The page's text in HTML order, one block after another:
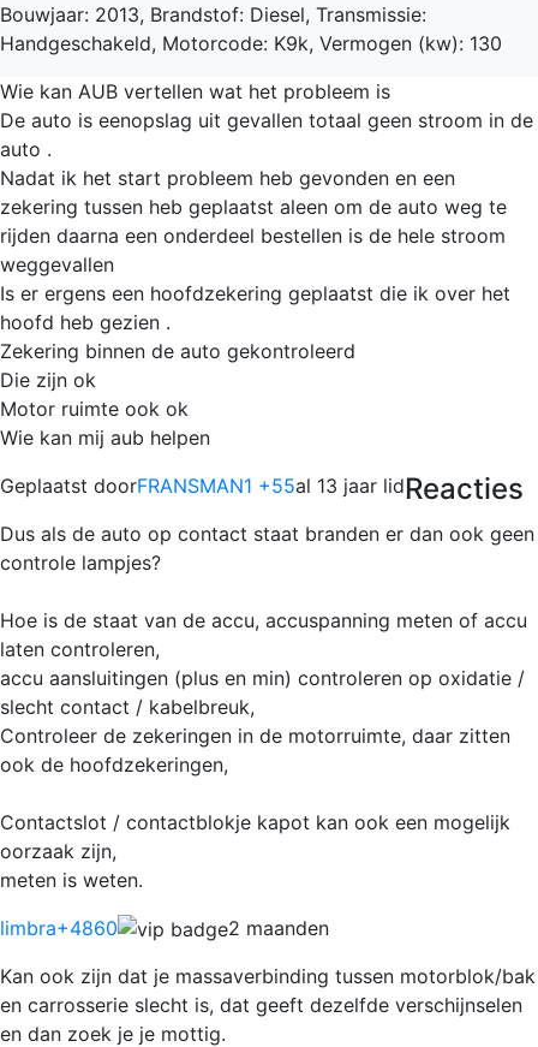
Bouwjaar: 2013, Brandstof: Diesel, Transmissie:
Handgeschakeld, Motorcode: K9k, Vermogen (kw): 130
Wie kan AUB vertellen wat het probleem is
De auto is eenopslag uit gevallen totaal geen stroom in de
auto .
Nadat ik het start probleem heb gevonden en een
zekering tussen heb geplaatst aleen om de auto weg te
rijden daarna een onderdeel bestellen is de hele stroom
weggevallen
Is er ergens een hoofdzekering geplaatst die ik over het
hoofd heb gezien .
Zekering binnen de auto gekontroleerd
Die zijn ok
Motor ruimte ook ok
Wie kan mij aub helpen
Geplaatst doorFRANSMAN1 +55al 13 jaar lidReacties
Dus als de auto op contact staat branden er dan ook geen
controle lampjes?
Hoe is de staat van de accu, accuspanning meten of accu
laten controleren,
accu aansluitingen (plus en min) controleren op oxidatie /
slecht contact / kabelbreuk,
Controleer de zekeringen in de motorruimte, daar zitten
ook de hoofdzekeringen,
Contactslot / contactblokje kapot kan ook een mogelijk
oorzaak zijn,
meten is weten.
limbra+4860
2 maanden
Kan ook zijn dat je massaverbinding tussen motorblok/bak
en carrosserie slecht is, dat geeft dezelfde verschijnselen
en dan zoek je je mottig.